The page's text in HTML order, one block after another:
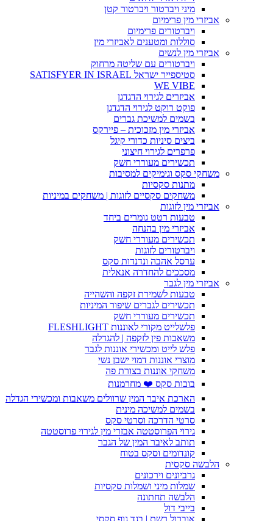
מיני ויברטור ויברטור קטן
אביזרי מין פרימיום
ויברטורים פרימיום
סוללות ומטענים לאביזרי מין
אביזרי מין לנשים
ויברטורים עם שליטה מרחוק
סטיספייר ישראל SATISFYER IN ISRAEL
WE VIBE
אביזרים לגירוי הדגדגן
פוקט רוקט לגירוי הדגדגן
בשמים למשיכת גברים
אביזרי מין מזכוכית – פיירקס
ביצים סיניות כדורי קיגל
פרפרים לגירוי חיצוני
תכשירים מעוררי חשק
משחקי סקס וגימיקים למסיבות
מתנות סקסיות
משחקים סקסיים לזוגות | משחקים במיניות
אביזרי מין לזוגות
טבעות רטט גומרים ביחד
אביזרי מין בהנחה
תכשירים מעוררי חשק
ויברטורים לזוגות
ערסל אהבה ונדנדות סקס
מסככים להחדרה אנאלית
אביזרי מין לגבר
טבעות לשמירת זקפה והשהייה
תכשירים לגברים שיפור המיניות
תכשירים מעוררי חשק
פלשלייט מקורי לאוננות FLESHLIGHT
משאבות פין לזקפה | להגדלה
פלש לייט ומכשירי אוננות לגבר
מוצרי אוננות דמוי ישבן נשי
משחקי אוננות בצורת פה
בובות סקס ❤️ מחרמנות
הארכת איבר המין שרוולים משאבות ומכשירי הגדלה
בשמים למשיכה מינית
סרטי הדרכה וסרטי סקס
גירוי הפרוסטטה אבזרי מין לגירוי פרוסטטה
תותב לאיבר המין של הגבר
קונדומים וסקס בטוח
הלבשה סקסית
גרביונים וירכונים
שמלות מיני ושמלות סקסיות
הלבשה תחתונה
בייבי דול
אוברול רשת | בגד גוף סקסי